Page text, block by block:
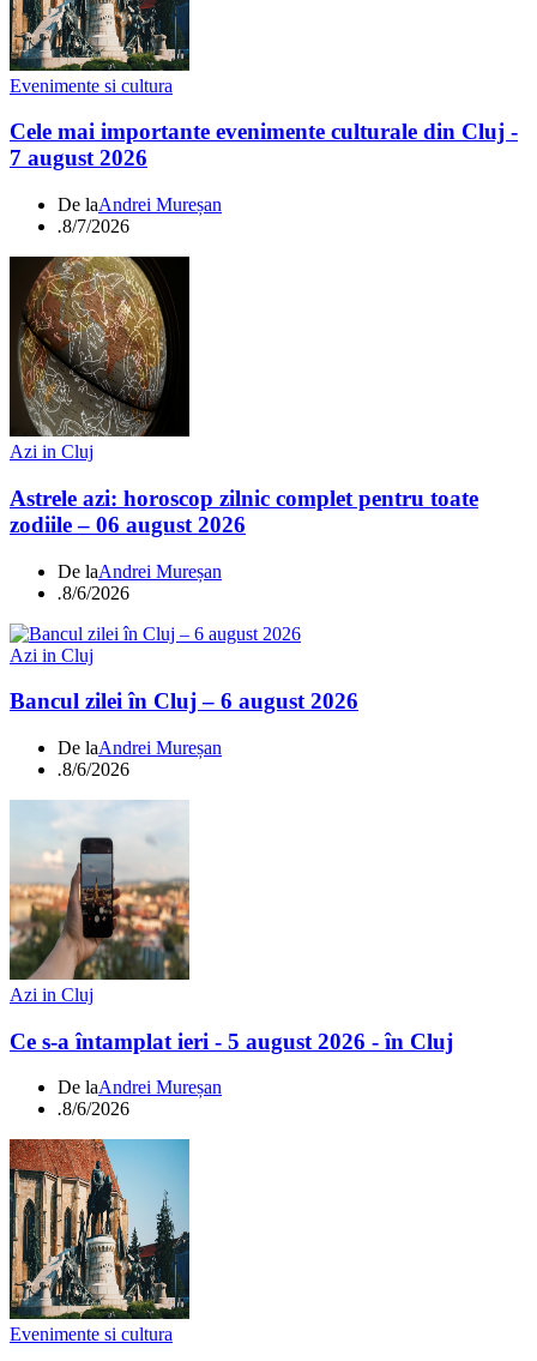
Evenimente si cultura
Cele mai importante evenimente culturale din Cluj -
7 august 2026
De laAndrei Mureșan
.8/7/2026
Azi in Cluj
Astrele azi: horoscop zilnic complet pentru toate
zodiile – 06 august 2026
De laAndrei Mureșan
.8/6/2026
Azi in Cluj
Bancul zilei în Cluj – 6 august 2026
De laAndrei Mureșan
.8/6/2026
Azi in Cluj
Ce s-a întamplat ieri - 5 august 2026 - în Cluj
De laAndrei Mureșan
.8/6/2026
Evenimente si cultura